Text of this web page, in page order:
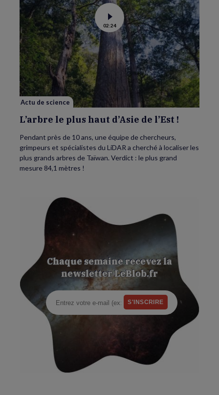
Voir
la
vidéo
de
L’arbre
le
plus
haut
d’Asie
02:24
Actu de science
L’arbre le plus haut d’Asie de l’Est !
Pendant près de 10 ans, une équipe de chercheurs,
grimpeurs et spécialistes du LiDAR a cherché à localiser les
plus grands arbres de Taïwan. Verdict : le plus grand
mesure 84,1 mètres !
Chaque semaine recevez la
newsletter LeBlob.fr